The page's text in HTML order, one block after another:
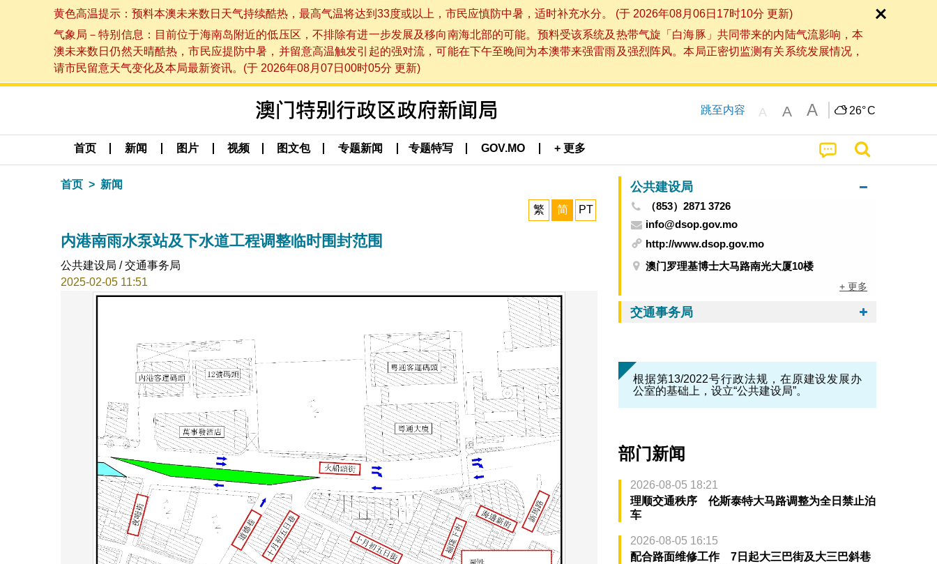
黄色高温提示：预料本澳未来数日天气持续酷热，最高气温将达到33度或以上，市民应慎防中暑，适时补充水分。 (于 2026年08月06日17时10分 更新)
气象局－特别信息：目前位于海南岛附近的低压区，不排除有进一步发展及移向南海北部的可能。预料受该系统及热带气旋「白海豚」共同带来的内陆气流影响，本
澳未来数日仍然天晴酷热，市民应提防中暑，并留意高温触发引起的强对流，可能在下午至晚间为本澳带来强雷雨及强烈阵风。本局正密切监测有关系统发展情况，
请市民留意天气变化及本局最新资讯。(于 2026年08月07日00时05分 更新)
跳至内容 A A A 26°C
首页 新闻 图片 视频 图文包 专题新闻 专题特写 GOV.MO + 更多
首页 新闻
繁 简 PT
内港南雨水泵站及下水道工程调整临时围封范围
公共建设局 / 交通事务局
2025-02-05 11:51
公共建设局
（853）2871 3726
info@dsop.gov.mo
http://www.dsop.gov.mo
澳门罗理基博士大马路南光大厦10楼
+ 更多
交通事务局
根据第13/2022号行政法规，在原建设发展办
公室的基础上，设立“公共建设局”。
部门新闻
2026-08-05 18:21
理顺交通秩序 伦斯泰特大马路调整为全日禁止泊
车
2026-08-05 16:15
配合路面维修工作 7日起大三巴街及大三巴斜巷